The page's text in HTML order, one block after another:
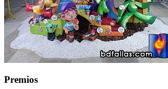
Premios